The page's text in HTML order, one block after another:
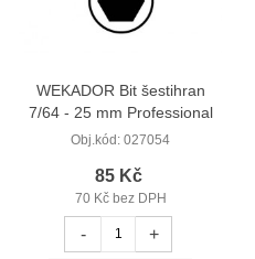
WEKADOR Bit šestihran
7/64 - 25 mm Professional
Obj.kód: 027054
85 Kč
70 Kč bez DPH
- +